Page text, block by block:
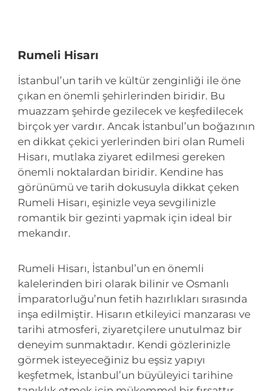
Rumeli Hisarı
İstanbul’un tarih ve kültür zenginliği ile öne
çıkan en önemli şehirlerinden biridir. Bu
muazzam şehirde gezilecek ve keşfedilecek
birçok yer vardır. Ancak İstanbul’un boğazının
en dikkat çekici yerlerinden biri olan Rumeli
Hisarı, mutlaka ziyaret edilmesi gereken
önemli noktalardan biridir. Kendine has
görünümü ve tarih dokusuyla dikkat çeken
Rumeli Hisarı, eşinizle veya sevgilinizle
romantik bir gezinti yapmak için ideal bir
mekandır.
Rumeli Hisarı, İstanbul’un en önemli
kalelerinden biri olarak bilinir ve Osmanlı
İmparatorluğu’nun fetih hazırlıkları sırasında
inşa edilmiştir. Hisarın etkileyici manzarası ve
tarihi atmosferi, ziyaretçilere unutulmaz bir
deneyim sunmaktadır. Kendi gözlerinizle
görmek isteyeceğiniz bu eşsiz yapıyı
keşfetmek, İstanbul’un büyüleyici tarihine